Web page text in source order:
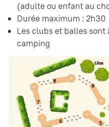
(adulte ou enfant au
Durée maximum : 2h30
Les clubs et balles
camping